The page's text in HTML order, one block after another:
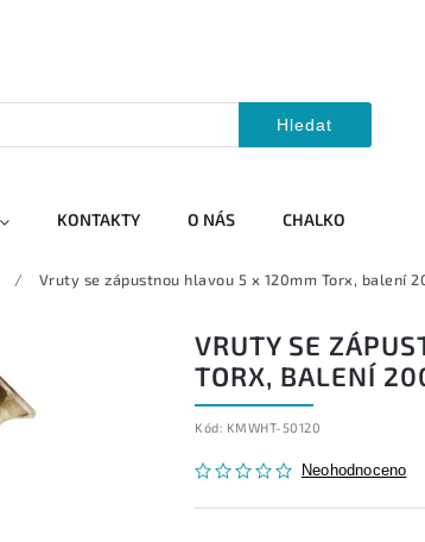
Hledat
KONTAKTY O NÁS CHALKO
/ Vruty se zápustnou hlavou 5 x 120mm Torx, balení
VRUTY SE
TORX, BALENÍ
Kód: KMWHT-50120
Neohodnoceno